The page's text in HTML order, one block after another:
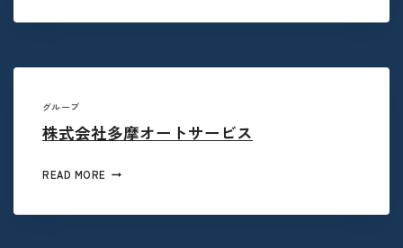
グループ
株式会社多摩オートサービス
READ MORE